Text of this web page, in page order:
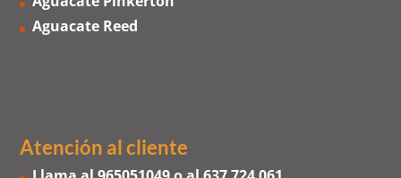
Aguacate Reed
Atención al cliente